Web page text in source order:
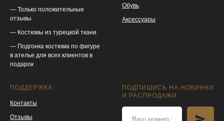
— Только положительные
отзывы
— Костюмы из турецкой ткани
— Подгонка костюма по фигуре
в ателье для всех клиентов в
подарок
Обувь
Аксессуары
ПОДДЕРЖКА
Контакты
Отзывы
ПОДПИШИСЬ НА НОВИНКИ
И РАСПРОДАЖИ